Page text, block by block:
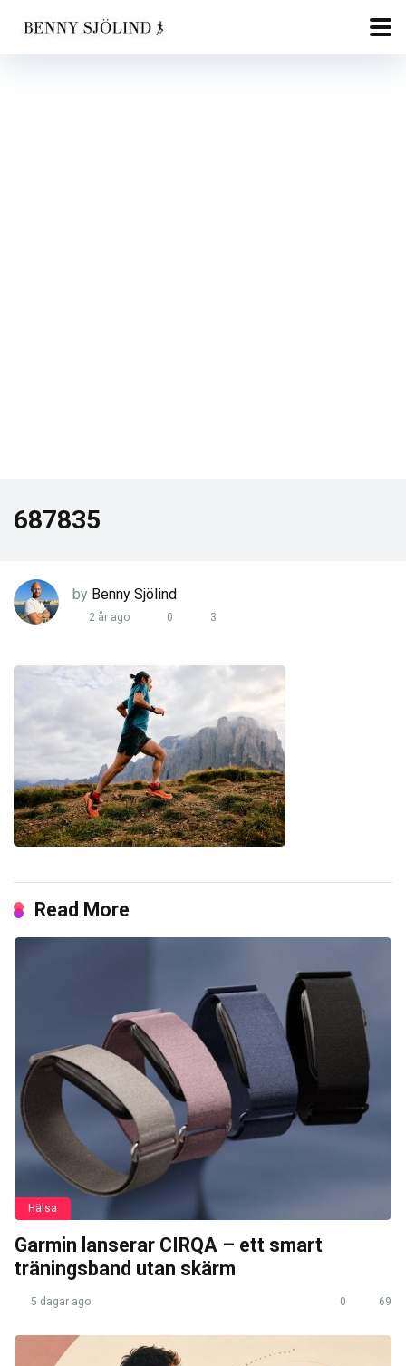
687835
by Benny Sjölind
2 år ago 0 3
Read More
Hälsa
Garmin lanserar CIRQA – ett smart
träningsband utan skärm
5 dagar ago 0 69